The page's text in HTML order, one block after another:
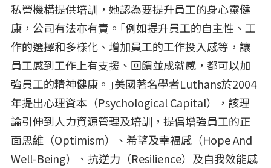
私營機構提供培訓，她認為要提升員工的身心靈健
康，公司有法亦有責。｢例如提升員工的自主性、工
作的選擇和多樣化、增加員工的工作投入感等，讓
員工感到工作上有支援、回饋並成就感，都可以加
強員工的精神健康。｣美國著名學者Luthans於2004
年提出心理資本（Psychological Capital），該理
論引伸到人力資源管理及培訓，提倡增強員工的正
面思維（Optimism）、希望及幸福感（Hope And
Well-Being）、抗逆力（Resilience）及自我效能感